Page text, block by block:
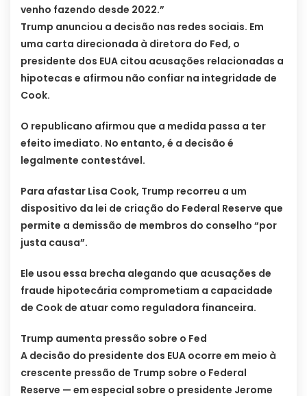
venho fazendo desde 2022.”
Trump anunciou a decisão nas redes sociais. Em
uma carta direcionada à diretora do Fed, o
presidente dos EUA citou acusações relacionadas a
hipotecas e afirmou não confiar na integridade de
Cook.
O republicano afirmou que a medida passa a ter
efeito imediato. No entanto, é a decisão é
legalmente contestável.
Para afastar Lisa Cook, Trump recorreu a um
dispositivo da lei de criação do Federal Reserve que
permite a demissão de membros do conselho “por
justa causa”.
Ele usou essa brecha alegando que acusações de
fraude hipotecária comprometiam a capacidade
de Cook de atuar como reguladora financeira.
Trump aumenta pressão sobre o Fed
A decisão do presidente dos EUA ocorre em meio à
crescente pressão de Trump sobre o Federal
Reserve — em especial sobre o presidente Jerome